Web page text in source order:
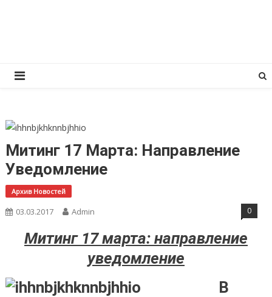
Митинг 17 Марта: Направление
Уведомление
Архив Новостей
03.03.2017 Admin 0
Митинг 17 марта: направление
уведомление
В